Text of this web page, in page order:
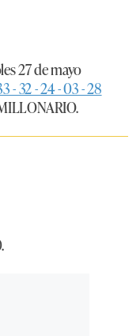
27 de mayo
- 32 - 24 - 03 - 28